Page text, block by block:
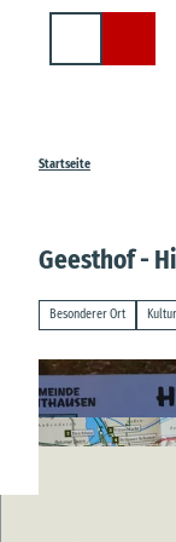
Startseite
Geesthof -
Besonderer Ort